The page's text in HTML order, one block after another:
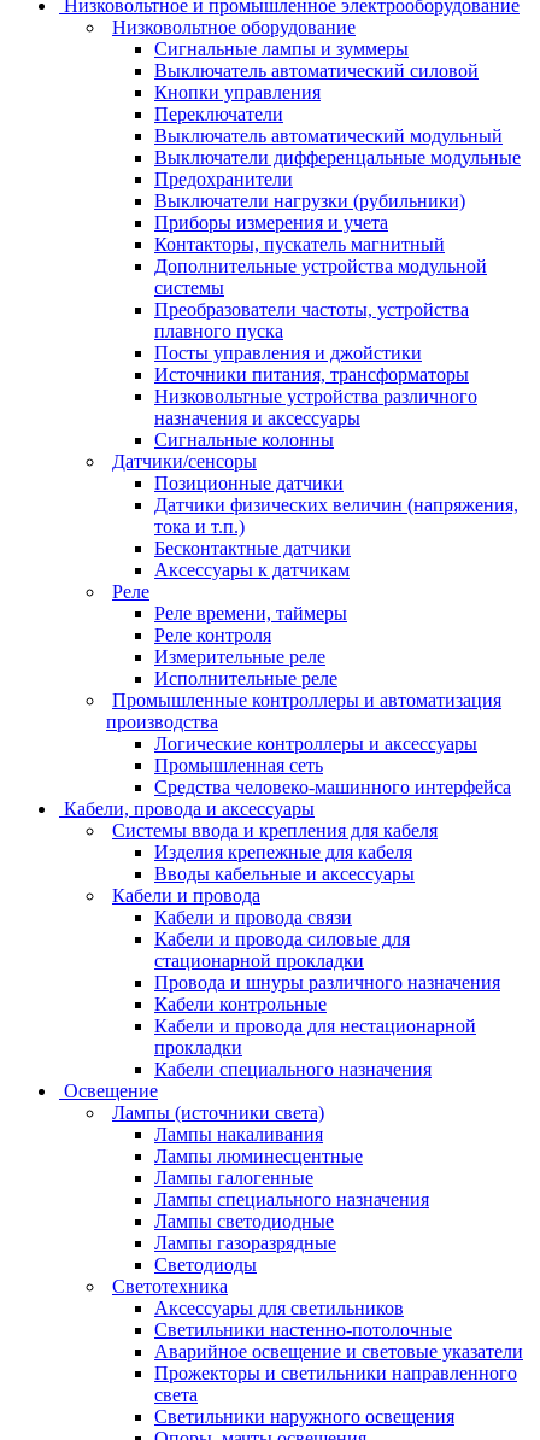
Низковольтное и промышленное электрооборудование
Низковольтное оборудование
Сигнальные лампы и зуммеры
Выключатель автоматический силовой
Кнопки управления
Переключатели
Выключатель автоматический модульный
Выключатели дифференцальные модульные
Предохранители
Выключатели нагрузки (рубильники)
Приборы измерения и учета
Контакторы, пускатель магнитный
Дополнительные устройства модульной
системы
Преобразователи частоты, устройства
плавного пуска
Посты управления и джойстики
Источники питания, трансформаторы
Низковольтные устройства различного
назначения и аксессуары
Сигнальные колонны
Датчики/сенсоры
Позиционные датчики
Датчики физических величин (напряжения,
тока и т.п.)
Бесконтактные датчики
Аксессуары к датчикам
Реле
Реле времени, таймеры
Реле контроля
Измерительные реле
Исполнительные реле
Промышленные контроллеры и автоматизация
производства
Логические контроллеры и аксессуары
Промышленная сеть
Средства человеко-машинного интерфейса
Кабели, провода и аксессуары
Системы ввода и крепления для кабеля
Изделия крепежные для кабеля
Вводы кабельные и аксессуары
Кабели и провода
Кабели и провода связи
Кабели и провода силовые для
стационарной прокладки
Провода и шнуры различного назначения
Кабели контрольные
Кабели и провода для нестационарной
прокладки
Кабели специального назначения
Освещение
Лампы (источники света)
Лампы накаливания
Лампы люминесцентные
Лампы галогенные
Лампы специального назначения
Лампы светодиодные
Лампы газоразрядные
Светодиоды
Светотехника
Аксессуары для светильников
Светильники настенно-потолочные
Аварийное освещение и световые указатели
Прожекторы и светильники направленного
света
Светильники наружного освещения